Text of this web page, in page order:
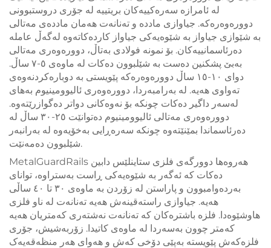
لە ئامرازە سەرەکییەکان بریتییە لە جۆری دروستبوونی
دوورەوەرەکە. جیاوازی ماددە و تەنانەت هەمان ماددەی مەتالی
بە شێوازی جیاواز بە شێوەیەکی جیاواز کاردەکاتەوە لەگەڵ عاملە
دەرئاسمانییەکان. بۆ نمونە فولادی بەتاڵ، دوورەوەری مەتالی
بەبێ پشکنین دەست بە شێلبوون دەکات لە ماوەی ٥-٧ ساڵ.
دوای ١٠-١٥ ساڵ دوورەوەرەکە پێویستی بە دوبارەکردنەوەی
تەواوی هەیە. لە بەرامبەردا، دوورەوەری ئالیوومینیوم بەهای
لەسەر داگیر دەکات چونکە بۆ نەوەکانی دواتر دەگوازرێتەوە.
دوورەوەری مەتالی ئالیوومینیوم دەتوانێت ٢٥-٣٠ ساڵ لە
دەرئاسماندا بمێنێتەوە چونکە سەرەڕایی بەخۆیەوە لە بەرانبەر
شێلبوون دەمەنێت.
MetalGuardRails هەروەها دوورگەی فلزی ستاینلێس دابین
دەکات کە ئەگەر بە شێوەیەکی ڕاست بەستراوە، توانای
بەردەوامبوون و پاراستن لە زۆردن بە ماوەی ٣٠ تا ٤٠ ساڵی
هەیە. جیاوازی راستەقینەش هەیە تەنانەت لە ناو فلزی
هاوشێوەدا. فلزە باشترەکان کە تەنانەت نەشتەری کەمتریان هەیە
کەمتر چوون بەسەردا لە ماوەی کاتیدا. زۆربەشیش، جۆری
فلزەکەش پێویستە بەپێی دۆخی کەش و هەوای هەر منظەقەیەک